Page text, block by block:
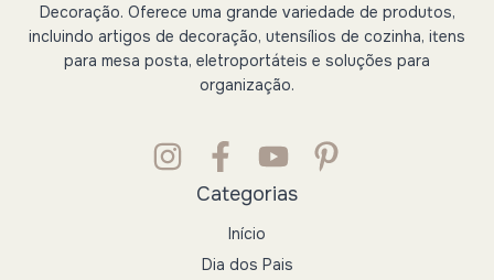
Decoração. Oferece uma grande variedade de produtos,
incluindo artigos de decoração, utensílios de cozinha, itens
para mesa posta, eletroportáteis e soluções para
organização.
Categorias
Início
Dia dos Pais